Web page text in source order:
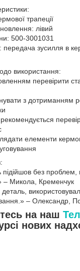
трапеції
лівий
500-3001031
зусилля в
використання:
перевірити
з дотриманням
елементи
підійшов без
– Микола, Кременчук
деталь,
– Олександр,
на наш
нових